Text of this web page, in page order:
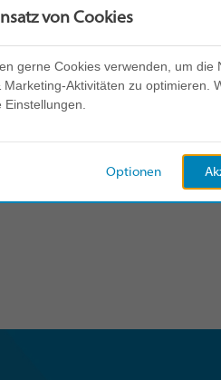
von Cookies
gerne Cookies verwenden, um die
Marketing-Aktivitäten zu optimieren.
Optionen